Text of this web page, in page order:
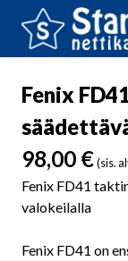
Fenix
98,00 €(sis.
Fenix FD41
valokeilalla
Fenix FD41 on